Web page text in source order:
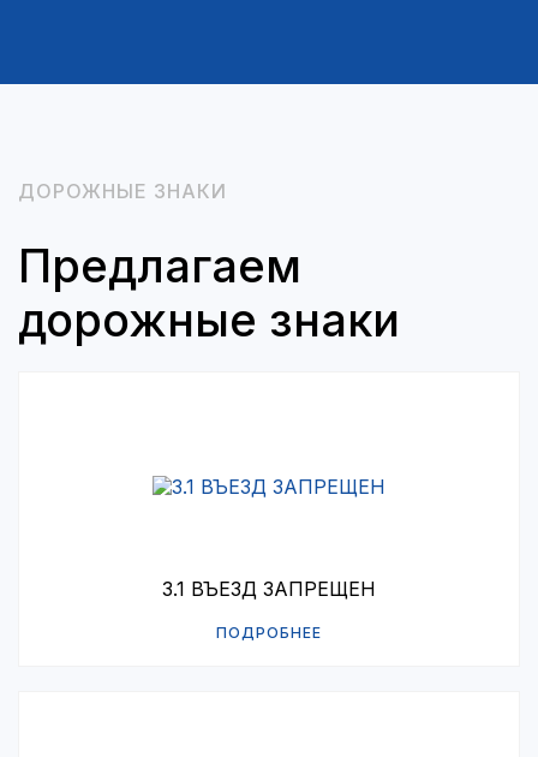
ДОРОЖНЫЕ ЗНАКИ
Предлагаем
дорожные знаки
3.1 ВЪЕЗД ЗАПРЕЩЕН
ПОДРОБНЕЕ